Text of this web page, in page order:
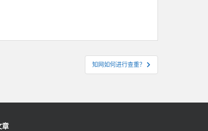
知网如何进行查重？
章